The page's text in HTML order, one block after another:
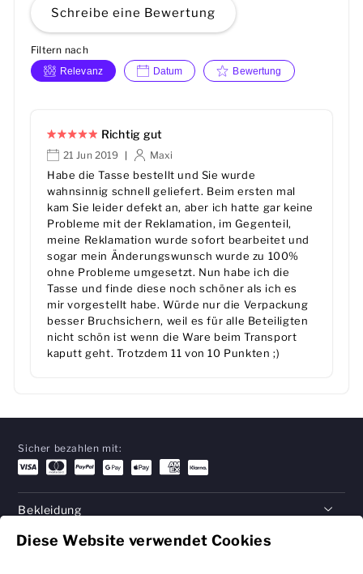
Diese Website verwendet Cookies
Schreibe eine Bewertung
Filtern nach
Relevanz Datum Bewertung
Richtig gut
21 Jun 2019 | Maxi
Habe die Tasse bestellt und Sie wurde
wahnsinnig schnell geliefert. Beim ersten mal
kam Sie leider defekt an, aber ich hatte gar keine
Probleme mit der Reklamation, im Gegenteil,
meine Reklamation wurde sofort bearbeitet und
sogar mein Änderungswunsch wurde zu 100%
ohne Probleme umgesetzt. Nun habe ich die
Tasse und finde diese noch schöner als ich es
mir vorgestellt habe. Würde nur die Verpackung
besser Bruchsichern, weil es für alle Beteiligten
nicht schön ist wenn die Ware beim Transport
kaputt geht. Trotzdem 11 von 10 Punkten ;)
Sicher bezahlen mit:
Bekleidung
Geschenke